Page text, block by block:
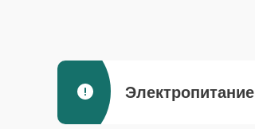
Электропитание